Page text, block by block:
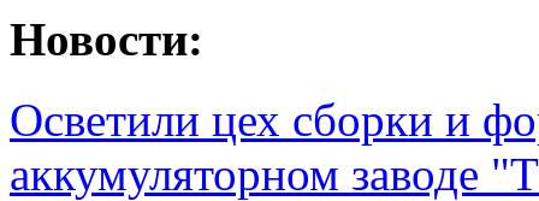
Новости:
Осветили цех сборки и
аккумуляторном заводе